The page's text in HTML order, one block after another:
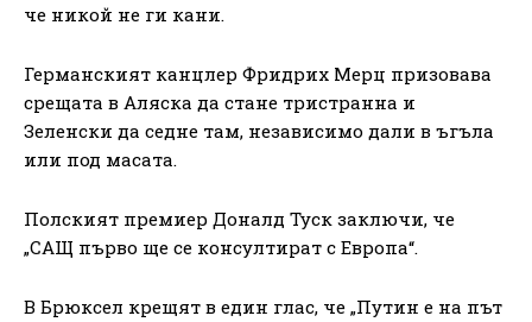
че никой не ги кани.
Германският канцлер Фридрих Мерц призовава
срещата в Аляска да стане тристранна и
Зеленски да седне там, независимо дали в ъгъла
или под масата.
Полският премиер Доналд Туск заключи, че
„САЩ първо ще се консултират с Европа“.
В Брюксел крещят в един глас, че „Путин е на път